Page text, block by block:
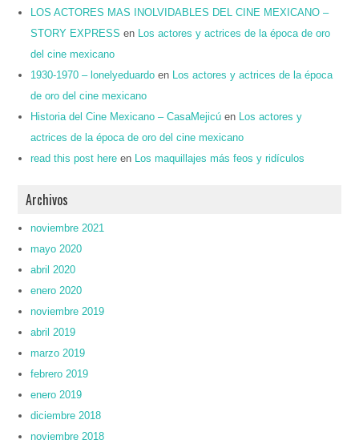
LOS ACTORES MAS INOLVIDABLES DEL CINE MEXICANO –
STORY EXPRESS en
Los actores y actrices de la época de oro
del cine mexicano
1930-1970 – lonelyeduardo en
Los actores y actrices de la época
de oro del cine mexicano
Historia del Cine Mexicano – CasaMejicú en
Los actores y
actrices de la época de oro del cine mexicano
read this post here en Los maquillajes más feos y ridículos
Archivos
noviembre 2021
mayo 2020
abril 2020
enero 2020
noviembre 2019
abril 2019
marzo 2019
febrero 2019
enero 2019
diciembre 2018
noviembre 2018